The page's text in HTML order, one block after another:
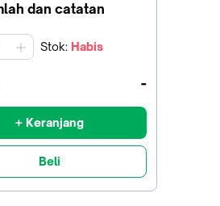
dan catatan
Stok: Habis
-
+ Keranjang
Beli